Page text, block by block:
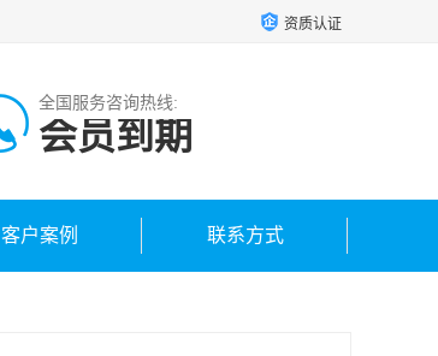
资质认证
全国服务咨询热线:
会员到期
客户案例 联系方式